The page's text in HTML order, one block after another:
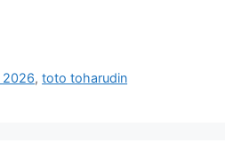
2026,toto toharudin